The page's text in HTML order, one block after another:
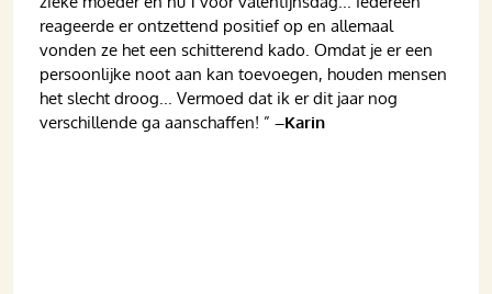
reageerde er ontzettend positief op en allemaal
vonden ze het een schitterend kado. Omdat je er een
persoonlijke noot aan kan toevoegen, houden mensen
het slecht droog... Vermoed dat ik er dit jaar nog
verschillende ga aanschaffen! ” –Karin